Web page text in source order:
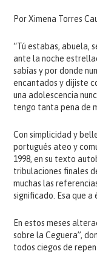
Por Ximena Torres
“Tú estabas, abuela,
ante la noche
sabías y por donde
encantados y dijiste
una adolescencia
tengo tanta pena de
Con simplicidad y
portugués ateo y
1998, en su texto
tribulaciones finales
muchas las
significado. Esa que a
En estos meses
sobre la Ceguera”,
todos ciegos de